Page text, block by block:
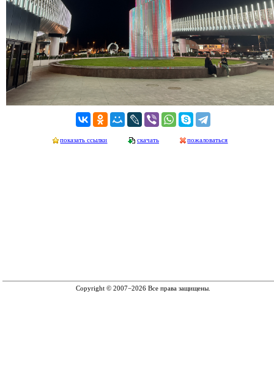
показать ссылки скачать пожаловаться
Copyright © 2007−2026 Все права защищены.